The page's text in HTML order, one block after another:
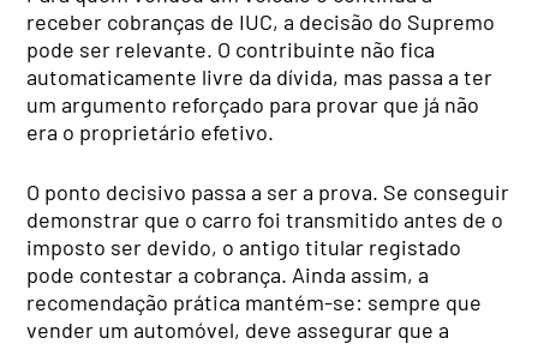
receber cobranças de IUC, a decisão do Supremo
pode ser relevante. O contribuinte não fica
automaticamente livre da dívida, mas passa a ter
um argumento reforçado para provar que já não
era o proprietário efetivo.
O ponto decisivo passa a ser a prova. Se conseguir
demonstrar que o carro foi transmitido antes de o
imposto ser devido, o antigo titular registado
pode contestar a cobrança. Ainda assim, a
recomendação prática mantém-se: sempre que
vender um automóvel, deve assegurar que a